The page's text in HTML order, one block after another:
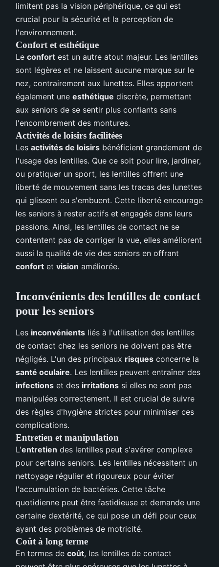
limitent pas la vision périphérique, ce qui est
crucial pour la sécurité et la perception de
l'environnement.
Confort et esthétique
Le confort est un autre atout majeur. Les lentilles
sont légères et ne laissent aucune marque sur le
nez, contrairement aux lunettes. Elles apportent
également une esthétique discrète, permettant
aux seniors de se sentir plus confiants sans
l'encombrement des montures.
Activités de loisirs facilitées
Les activités de loisirs bénéficient grandement de
l'usage des lentilles. Que ce soit pour lire, jardiner,
ou pratiquer un sport, les lentilles offrent une
liberté de mouvement sans les tracas des lunettes
qui glissent ou s'embuent. Cette liberté encourage
les seniors à rester actifs et engagés dans leurs
passions. Ainsi, les lentilles de contact ne se
contentent pas de corriger la vue, elles améliorent
aussi la qualité de vie des seniors en offrant
confort et vision améliorée.
Inconvénients des lentilles de contact
pour les seniors
Les inconvénients liés à l'utilisation des lentilles
de contact chez les seniors ne doivent pas être
négligés. L'un des principaux risques concerne la
santé oculaire. Les lentilles peuvent entraîner des
infections et des irritations si elles ne sont pas
manipulées correctement. Il est crucial de suivre
des règles d'hygiène strictes pour minimiser ces
complications.
Entretien et manipulation
L'entretien des lentilles peut s'avérer complexe
pour certains seniors. Les lentilles nécessitent un
nettoyage régulier et rigoureux pour éviter
l'accumulation de bactéries. Cette tâche
quotidienne peut être fastidieuse et demande une
certaine dextérité, ce qui pose un défi pour ceux
ayant des problèmes de motricité.
Coût à long terme
En termes de coût, les lentilles de contact